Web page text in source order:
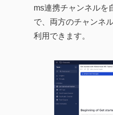
ms連携チャンネルを
で、両方のチャンネ
利用できます。